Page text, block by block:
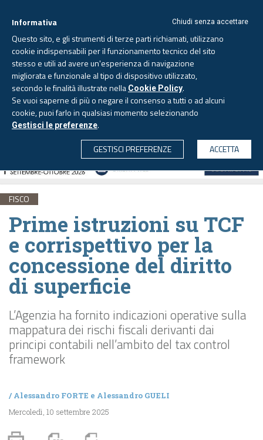
CERCA
Giovedì, 6 agosto 2026 - Aggiornato alle 6.00
FISCO
Prime istruzioni su TCF
e corrispettivo per la
concessione del diritto
di superficie
L’Agenzia ha fornito indicazioni operative sulla
mappatura dei rischi fiscali derivanti dai
principi contabili nell’ambito del tax control
framework
/Alessandro FORTE e Alessandro GUELI
Mercoledì, 10 settembre 2025
Chiudi senza accettare
Informativa
Questo sito, e gli strumenti di terze parti richiamati, utilizzano
cookie indispensabili per il funzionamento tecnico del sito
stesso e utili ad avere un'esperienza di navigazione
migliorata e funzionale al tipo di dispositivo utilizzato,
secondo le finalità illustrate nella Cookie Policy.
Se vuoi saperne di più o negare il consenso a tutti o ad alcuni
cookie, puoi farlo in qualsiasi momento selezionando
Gestisci le preferenze.
GESTISCI PREFERENZE
ACCETTA